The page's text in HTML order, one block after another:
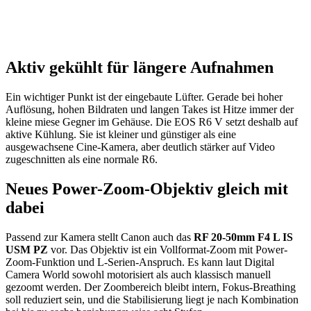
Aktiv gekühlt für längere Aufnahmen
Ein wichtiger Punkt ist der eingebaute Lüfter. Gerade bei hoher
Auflösung, hohen Bildraten und langen Takes ist Hitze immer der
kleine miese Gegner im Gehäuse. Die EOS R6 V setzt deshalb auf
aktive Kühlung. Sie ist kleiner und günstiger als eine
ausgewachsene Cine-Kamera, aber deutlich stärker auf Video
zugeschnitten als eine normale R6.
Neues Power-Zoom-Objektiv gleich mit
dabei
Passend zur Kamera stellt Canon auch das RF 20-50mm F4 L IS
USM PZ vor. Das Objektiv ist ein Vollformat-Zoom mit Power-
Zoom-Funktion und L-Serien-Anspruch. Es kann laut Digital
Camera World sowohl motorisiert als auch klassisch manuell
gezoomt werden. Der Zoombereich bleibt intern, Fokus-Breathing
soll reduziert sein, und die Stabilisierung liegt je nach Kombination